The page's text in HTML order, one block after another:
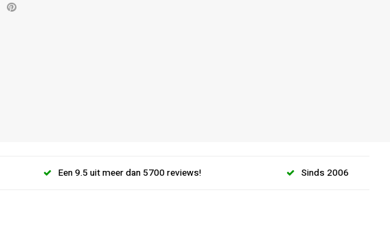
Een 9.5 uit meer dan 5700 reviews! Sinds 2006